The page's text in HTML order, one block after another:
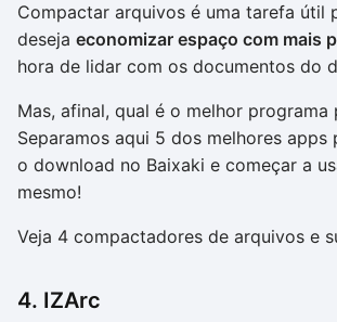
Compactar arquivos é uma tarefa útil
deseja economizar espaço com mais
hora de lidar com os documentos do
Mas, afinal, qual é o melhor programa
Separamos aqui 5 dos melhores apps
o download no Baixaki e começar a
mesmo!
Veja 4 compactadores de arquivos e
4. IZArc